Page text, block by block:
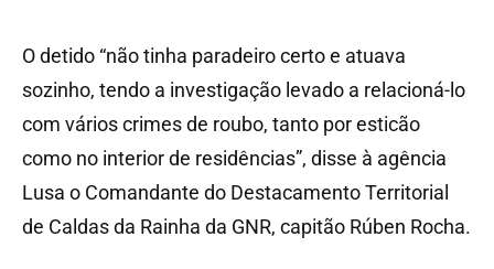
O detido “não tinha paradeiro certo e atuava
sozinho, tendo a investigação levado a relacioná-lo
com vários crimes de roubo, tanto por esticão
como no interior de residências”, disse à agência
Lusa o Comandante do Destacamento Territorial
de Caldas da Rainha da GNR, capitão Rúben Rocha.